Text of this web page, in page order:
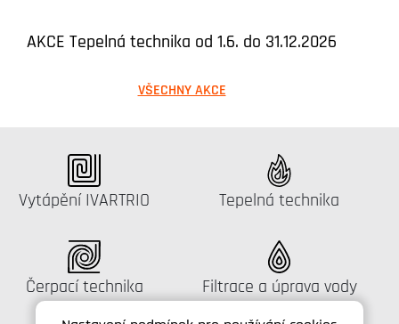
AKCE Tepelná technika od 1.6. do 31.12.2026
VŠECHNY AKCE
Katalog:
Vytápění IVARTRIO Katalog:
Tepelná technika
Katalog:
Čerpací technika Katalog:
Filtrace a úprava vody